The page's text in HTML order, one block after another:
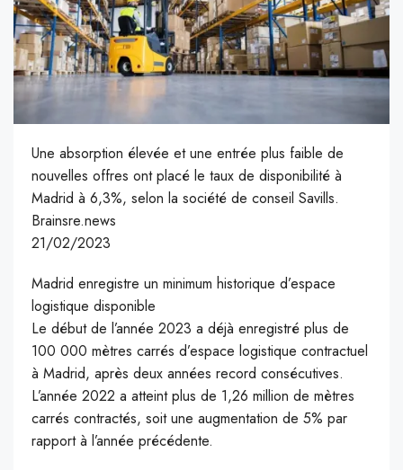
Une absorption élevée et une entrée plus faible de
nouvelles offres ont placé le taux de disponibilité à
Madrid à 6,3%, selon la société de conseil Savills.
Brainsre.news
21/02/2023
Madrid enregistre un minimum historique d’espace
logistique disponible
Le début de l’année 2023 a déjà enregistré plus de
100 000 mètres carrés d’espace logistique contractuel
à Madrid, après deux années record consécutives.
L’année 2022 a atteint plus de 1,26 million de mètres
carrés contractés, soit une augmentation de 5% par
rapport à l’année précédente.